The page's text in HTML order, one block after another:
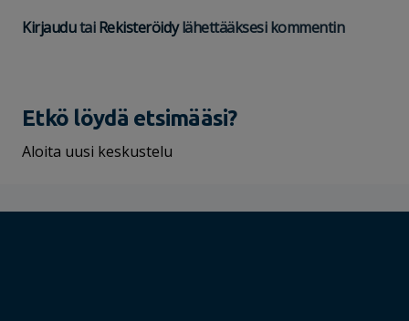
KirjaudutaiRekisteröidylähettääksesi kommentin
Etkö löydä etsimääsi?
Aloita uusi keskustelu